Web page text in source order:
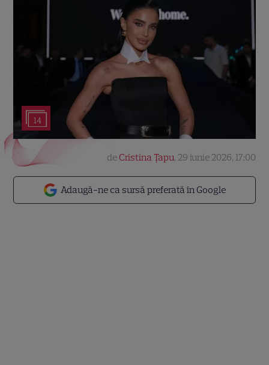
14
Adaugă-ne ca sursă preferată în Google
de Cristina Țapu, 29 iunie 2026, 17:00